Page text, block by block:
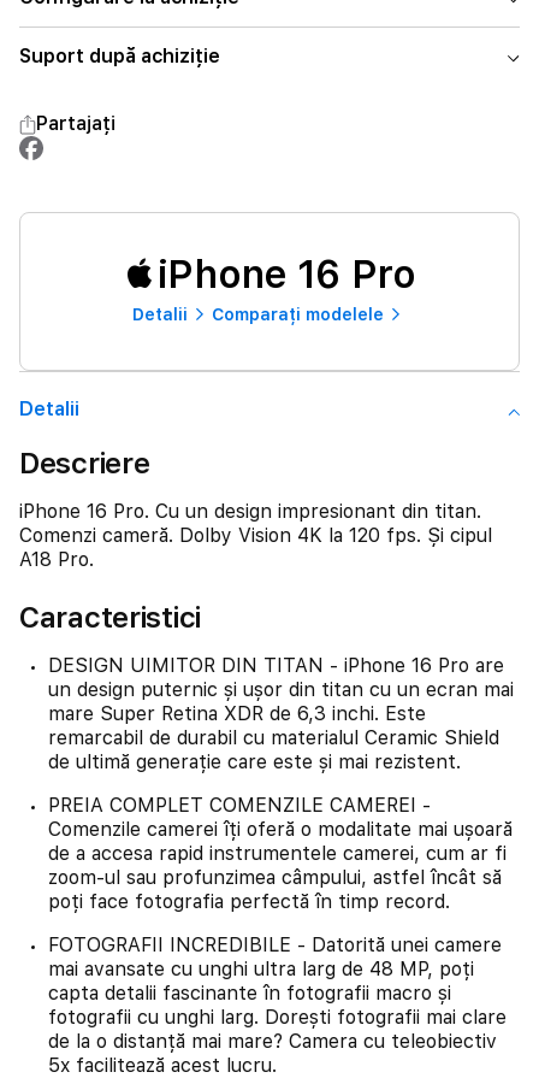
Suport după achiziție
Partajați
iPhone 16 Pro
Detalii Comparați modelele
Detalii
Descriere
iPhone 16 Pro. Cu un design impresionant din titan.
Comenzi cameră. Dolby Vision 4K la 120 fps. Și cipul
A18 Pro.
Caracteristici
DESIGN UIMITOR DIN TITAN - iPhone 16 Pro are
un design puternic și ușor din titan cu un ecran mai
mare Super Retina XDR de 6,3 inchi. Este
remarcabil de durabil cu materialul Ceramic Shield
de ultimă generație care este și mai rezistent.
PREIA COMPLET COMENZILE CAMEREI -
Comenzile camerei îți oferă o modalitate mai ușoară
de a accesa rapid instrumentele camerei, cum ar fi
zoom-ul sau profunzimea câmpului, astfel încât să
poți face fotografia perfectă în timp record.
FOTOGRAFII INCREDIBILE - Datorită unei camere
mai avansate cu unghi ultra larg de 48 MP, poți
capta detalii fascinante în fotografii macro și
fotografii cu unghi larg. Dorești fotografii mai clare
de la o distanță mai mare? Camera cu teleobiectiv
5x facilitează acest lucru.